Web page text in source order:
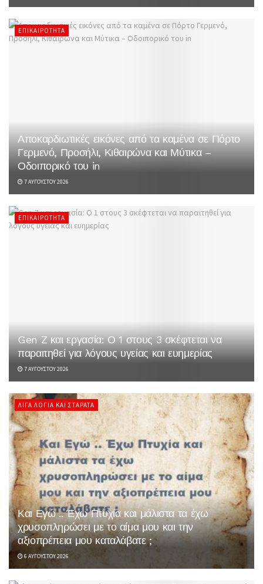
ΕΠΙΚΑΙΡΌΤΗΤΑ
Αποκαρδιωτικές εικόνες από τα καμένα σε Πόρτο
Γερμενό, Προσήλι, Κιθαιρώνα και Μύτικα –
Οδοιπορικό του in
7 ΑΥΓΟΎΣΤΟΥ 2026
ΕΠΙΚΑΙΡΌΤΗΤΑ
Gen Z και εργασία: Ο 1 στους 3 σκέφτεται να
παραιτηθεί για λόγους υγείας και ευημερίας
7 ΑΥΓΟΎΣΤΟΥ 2026
ΛΊΓΑ ΛΌΓΙΑ ΚΑΙ ΣΤΑΡΆΤΑ
Και Εγώ .. Έχω Πτυχία και μάλιστα τα έχω
χρυσοπληρώσει με το αίμα μου και την
αξιοπρέπεια μου καταλάβατε ;
6 ΑΥΓΟΎΣΤΟΥ 2026